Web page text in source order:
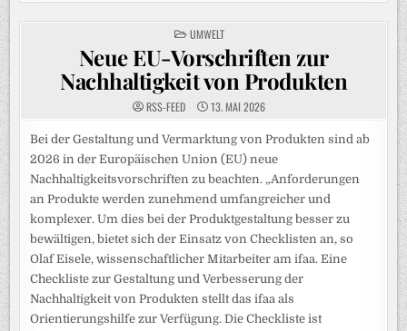
POSTED
IN
UMWELT
Neue EU-Vorschriften zur
Nachhaltigkeit von Produkten
RSS-FEED 13. MAI 2026
Bei der Gestaltung und Vermarktung von Produkten sind ab
2026 in der Europäischen Union (EU) neue
Nachhaltigkeitsvorschriften zu beachten. „Anforderungen
an Produkte werden zunehmend umfangreicher und
komplexer. Um dies bei der Produktgestaltung besser zu
bewältigen, bietet sich der Einsatz von Checklisten an, so
Olaf Eisele, wissenschaftlicher Mitarbeiter am ifaa. Eine
Checkliste zur Gestaltung und Verbesserung der
Nachhaltigkeit von Produkten stellt das ifaa als
Orientierungshilfe zur Verfügung. Die Checkliste ist